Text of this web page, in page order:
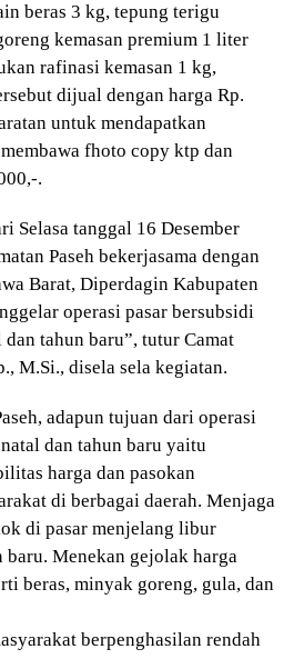
beras 3 kg, tepung terigu
kemasan premium 1 liter
rafinasi kemasan 1 kg,
dijual dengan harga Rp.
untuk mendapatkan
fhoto copy ktp dan
.
Selasa tanggal 16 Desember
Paseh bekerjasama dengan
Barat, Diperdagin Kabupaten
operasi pasar bersubsidi
tahun baru”, tutur Camat
M.Si., disela sela kegiatan.
adapun tujuan dari operasi
dan tahun baru yaitu
harga dan pasokan
di berbagai daerah. Menjaga
di pasar menjelang libur
baru. Menekan gejolak harga
beras, minyak goreng, gula, dan
berpenghasilan rendah